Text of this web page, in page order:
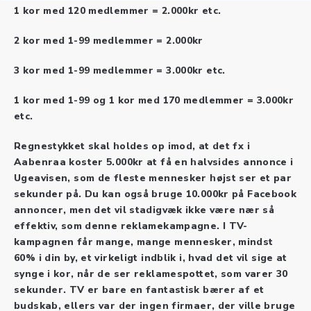
1 kor med 120 medlemmer = 2.000kr etc.
2 kor med 1-99 medlemmer = 2.000kr
3 kor med 1-99 medlemmer = 3.000kr etc.
1 kor med 1-99 og 1 kor med 170 medlemmer = 3.000kr
etc.
Regnestykket skal holdes op imod, at det fx i
Aabenraa koster 5.000kr at få en halvsides annonce i
Ugeavisen, som de fleste mennesker højst ser et par
sekunder på. Du kan også bruge 10.000kr på Facebook
annoncer, men det vil stadigvæk ikke være nær så
effektiv, som denne reklamekampagne. I TV-
kampagnen får mange, mange mennesker, mindst
60% i din by, et virkeligt indblik i, hvad det vil sige at
synge i kor, når de ser reklamespottet, som varer 30
sekunder. TV er bare en fantastisk bærer af et
budskab, ellers var der ingen firmaer, der ville bruge